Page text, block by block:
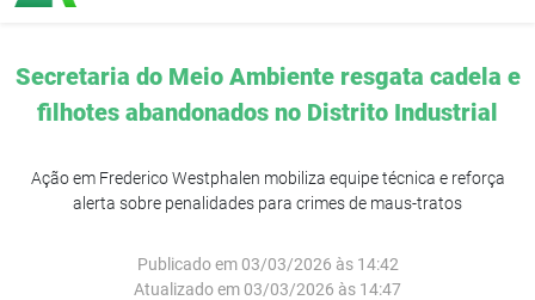
Secretaria do Meio Ambiente resgata cadela e
filhotes abandonados no Distrito Industrial
Ação em Frederico Westphalen mobiliza equipe técnica e reforça
alerta sobre penalidades para crimes de maus-tratos
Publicado em 03/03/2026 às 14:42
Atualizado em 03/03/2026 às 14:47